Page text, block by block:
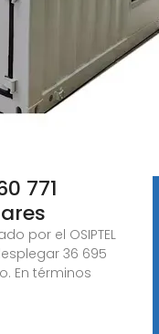
771
por el OSIPTEL
36 695
En términos